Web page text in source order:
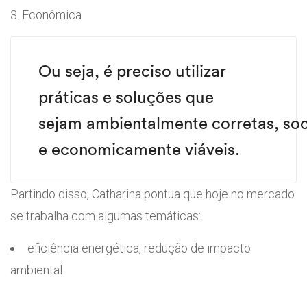
Econômica
Ou seja, é preciso utilizar
práticas e soluções que
sejam ambientalmente corretas,
e economicamente viáveis.
Partindo disso, Catharina pontua que hoje no mercado
se trabalha com algumas temáticas:
eficiência energética, redução de impacto
ambiental